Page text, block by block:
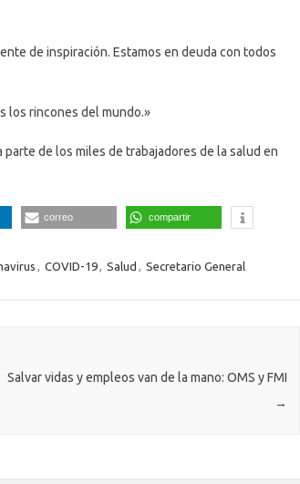
de inspiración. Estamos en deuda con todos
rincones del mundo.»
de los miles de trabajadores de la salud en
correo compartir
, COVID-19, Salud , Secretario General
Salvar vidas y empleos van de la mano: OMS y FMI
→